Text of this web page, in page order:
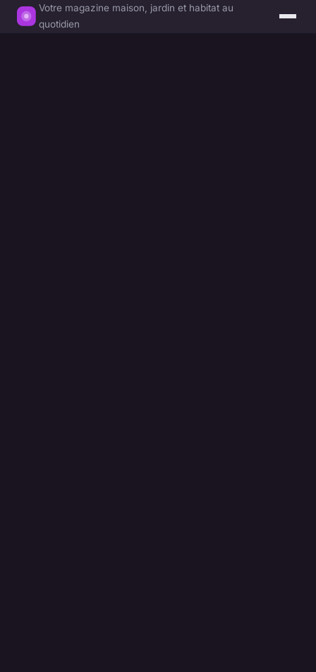
Votre magazine maison, jardin et habitat au
quotidien